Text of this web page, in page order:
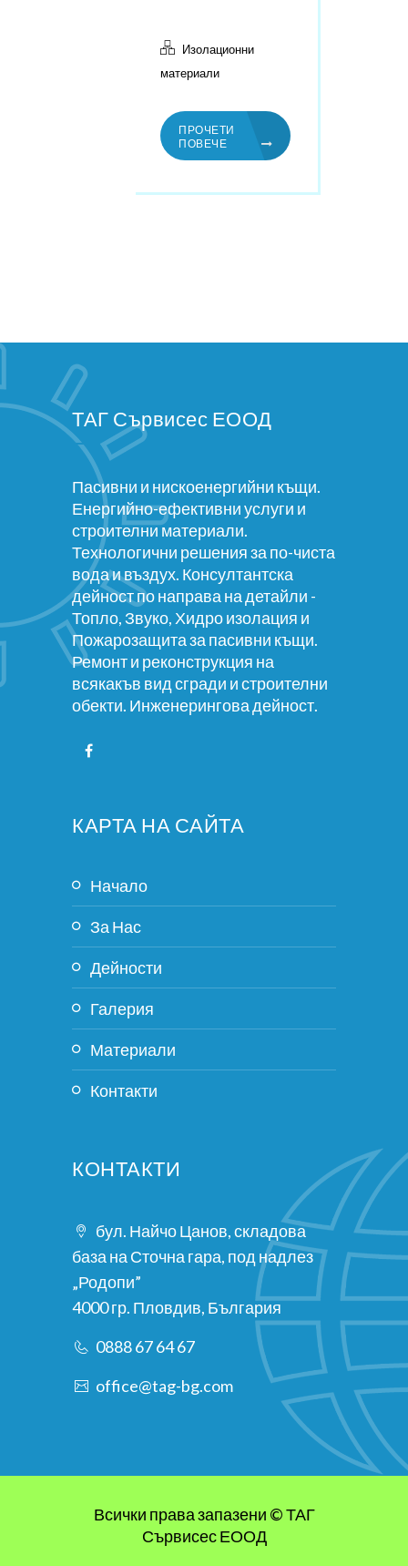
Изолационни
материали
ПРОЧЕТИ
ПОВЕЧЕ
ТАГ Сървисес ЕООД
Пасивни и нискоенергийни къщи.
Енергийно-ефективни услуги и
строителни материали.
Технологични решения за по-чиста
вода и въздух. Консултантска
дейност по направа на детайли -
Топло, Звуко, Хидро изолация и
Пожарозащита за пасивни къщи.
Ремонт и реконструкция на
всякакъв вид сгради и строителни
обекти. Инженерингова дейност.
КАРТА НА САЙТА
Начало
За Нас
Дейности
Галерия
Материали
Контакти
КОНТАКТИ
бул. Найчо Цанов, складова
база на Сточна гара, под надлез
„Родопи”
4000 гр. Пловдив, България
0888 67 64 67
office@tag-bg.com
Всички права запазени © ТАГ
Сървисес ЕООД